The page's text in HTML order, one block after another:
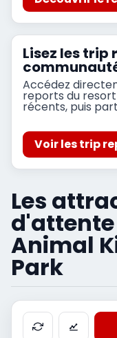
Lisez les trip
Accédez
reports du
récents, puis
Voir les trip
Les
d'attente
Animal
Park